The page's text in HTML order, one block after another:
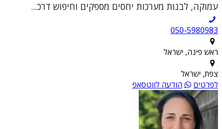
עמוקה, לבנות מערכות יחסים מספקים וחיפוש דרכ...
050-5980983
ראש פינה, ישראל
צפת, ישראל
לפרטים
הודעה לווטסאפ